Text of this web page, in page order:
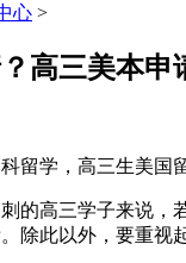
心 >
高三美本申
学，高三生美国留
高三学子来说，若
除此以外，要重视